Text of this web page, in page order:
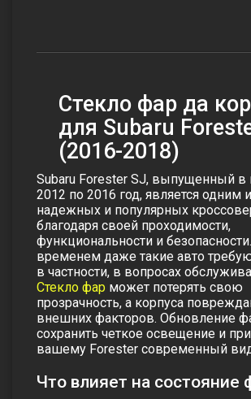
Стекло фар да
для Subaru
(2016-2018)
Subaru Forester SJ, выпущенный в
2012 по 2016 год, является одним
надежных и популярных
благодаря своей проходимости,
функциональности и
временем даже такие авто
в частности, в вопросах
Стекло фар может потерять свою
прозрачность, а корпуса
внешних факторов. Обновление
сохранить четкое освещение и
вашему Forester современный
Что влияет на состояние